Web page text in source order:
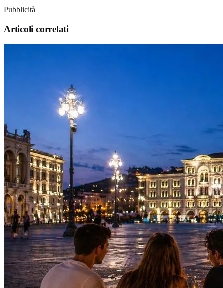
Pubblicità
Articoli correlati